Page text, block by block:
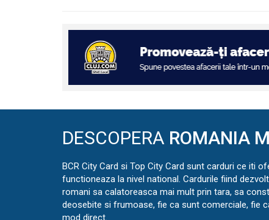
DESCOPERA ROMANIA
BCR City Card si Top City Card sunt carduri ce iti
functioneaza la nivel national. Cardurile fiind
romani sa calatoreasca mai mult prin tara, sa
deosebite si frumoase, fie ca sunt comerciale, fie
mod direct.